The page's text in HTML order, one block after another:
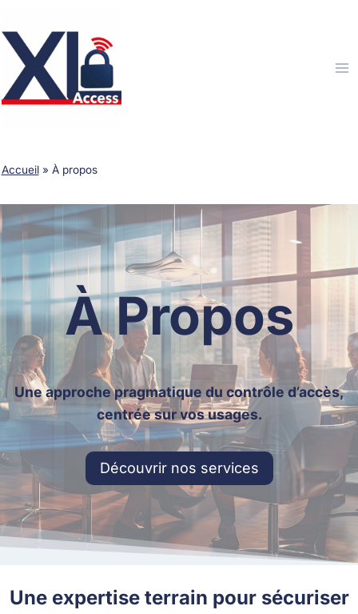
au
contenu
Accueil» À propos
À Propos
Une approche pragmatique du contrôle d’accès,
centrée sur vos usages.
Découvrir nos services
Une expertise terrain pour sécuriser